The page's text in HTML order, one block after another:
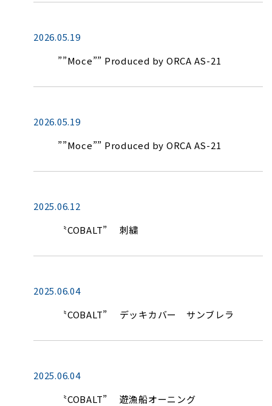
2026.05.19
””Moce”” Produced by ORCA AS-21
2026.05.19
””Moce”” Produced by ORCA AS-21
2025.06.12
〝COBALT” 刺繍
2025.06.04
〝COBALT” デッキカバー サンブレラ
2025.06.04
〝COBALT” 遊漁船オーニング